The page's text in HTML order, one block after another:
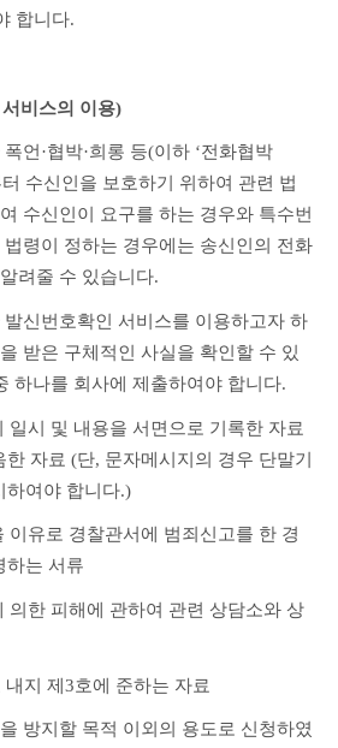
합니다.
비스의 이용)
언·협박·희롱 등(이하 ‘전화협박
수신인을 보호하기 위하여 관련 법
수신인이 요구를 하는 경우와 특수번
령이 정하는 경우에는 송신인의 전화
려줄 수 있습니다.
신번호확인 서비스를 이용하고자 하
받은 구체적인 사실을 확인할 수 있
하나를 회사에 제출하여야 합니다.
일시 및 내용을 서면으로 기록한 자료
한 자료 (단, 문자메시지의 경우 단말기
하여야 합니다.)
이유로 경찰관서에 범죄신고를 한 경
하는 서류
의한 피해에 관하여 관련 상담소와 상
지 제3호에 준하는 자료
방지할 목적 이외의 용도로 신청하였